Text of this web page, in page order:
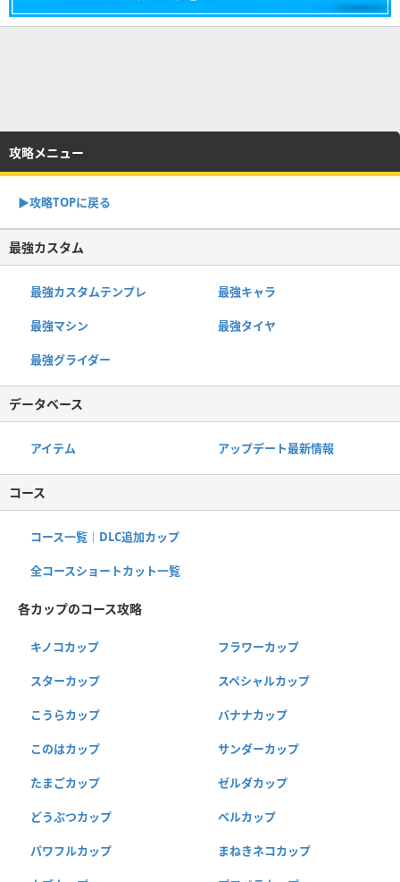
攻略メニュー
▶︎攻略TOPに戻る
最強カスタム
最強カスタムテンプレ 最強キャラ
最強マシン 最強タイヤ
最強グライダー
データベース
アイテム アップデート最新情報
コース
コース一覧｜DLC追加カップ
全コースショートカット一覧
各カップのコース攻略
キノコカップ フラワーカップ
スターカップ スペシャルカップ
こうらカップ バナナカップ
このはカップ サンダーカップ
たまごカップ ゼルダカップ
どうぶつカップ ベルカップ
パワフルカップ まねきネコカップ